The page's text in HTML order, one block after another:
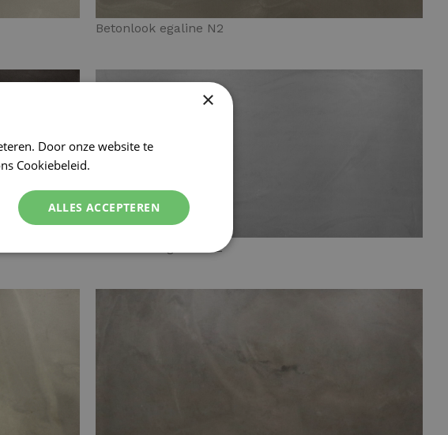
Betonlook egaline N2
Betonlook egaline G2
×
Door onze website te
Cookiebeleid.
ALLES ACCEPTEREN